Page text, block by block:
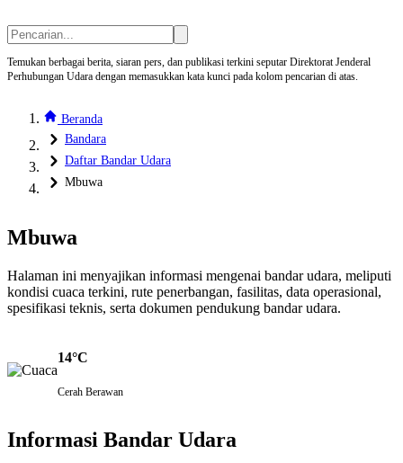
Temukan berbagai berita, siaran pers, dan publikasi terkini seputar Direktorat Jenderal
Perhubungan Udara dengan memasukkan kata kunci pada kolom pencarian di atas.
Beranda
Bandara
Daftar Bandar Udara
Mbuwa
Mbuwa
Halaman ini menyajikan informasi mengenai bandar udara, meliputi
kondisi cuaca terkini, rute penerbangan, fasilitas, data operasional,
spesifikasi teknis, serta dokumen pendukung bandar udara.
14°C
Cerah Berawan
Informasi Bandar Udara